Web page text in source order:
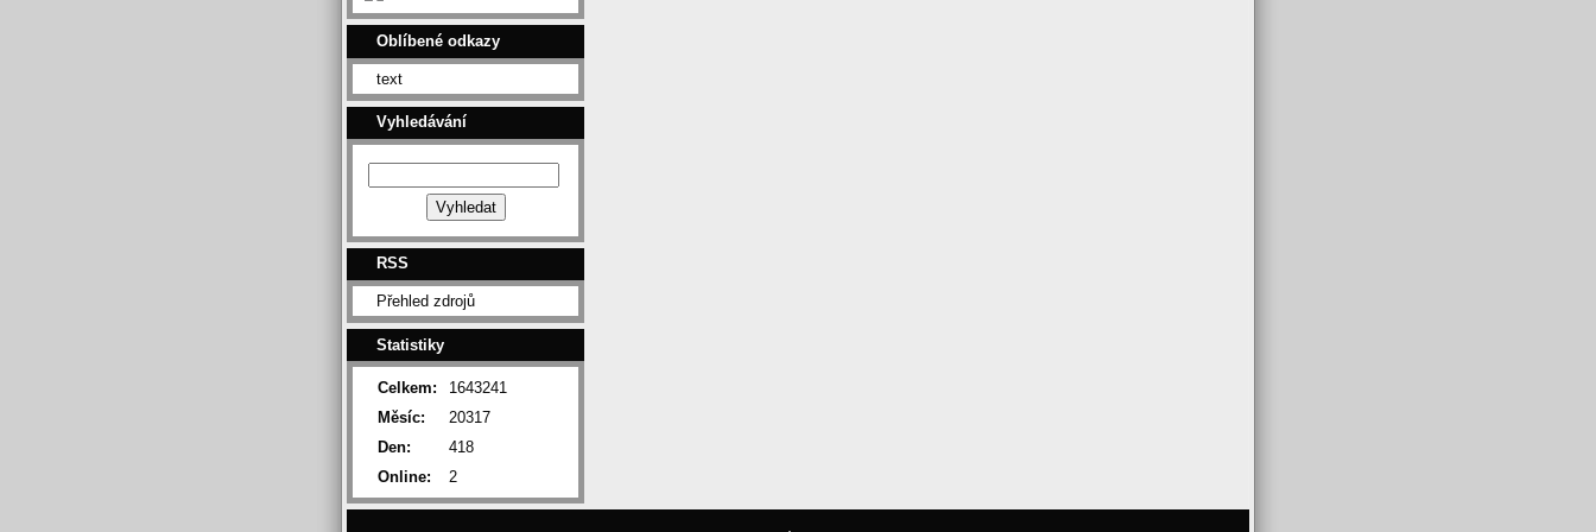
Oblíbené odkazy
text
Vyhledávání
RSS
Přehled zdrojů
Statistiky
Online: 2
Celkem:
1643241
Měsíc:
20317
Den:
418